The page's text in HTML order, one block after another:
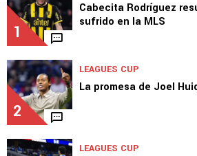
1
Cabecita Rodríguez
sufrido en la MLS
2
LEAGUES CUP
La promesa de Joel
LEAGUES CUP